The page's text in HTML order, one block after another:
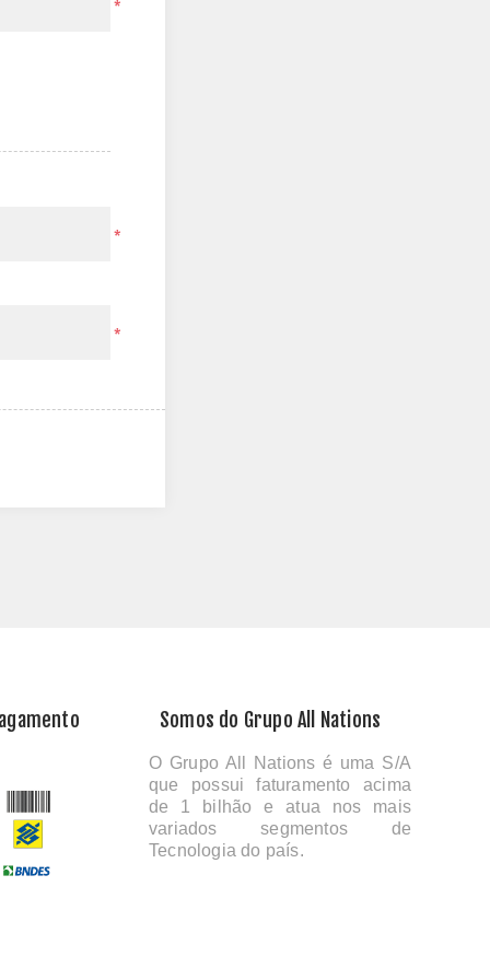
*
*
*
Somos do Grupo All Nations
O Grupo All Nations é uma S/A
que possui faturamento acima
de 1 bilhão e atua nos mais
variados segmentos de
Tecnologia do país.